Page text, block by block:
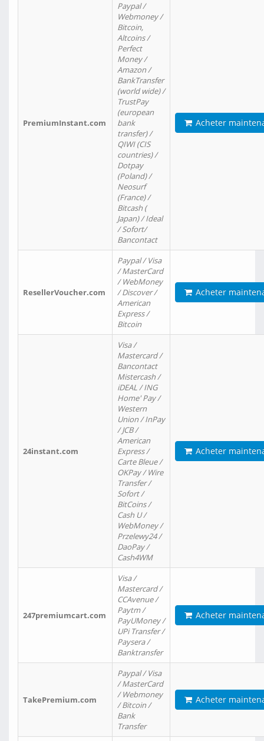
PremiumInstant.com
Paypal /
Webmoney /
Bitcoin,
Altcoins /
Perfect
Money /
Amazon /
BankTransfer
(world wide) /
TrustPay
(european
bank
transfer) /
QIWI (CIS
countries) /
Dotpay
(Poland) /
Neosurf
(France) /
Bitcash (
Japan) / Ideal
/ Sofort/
Bancontact
Acheter
ResellerVoucher.com
Paypal / Visa
/ MasterCard
/ WebMoney
/ Discover /
American
Express /
Bitcoin
Acheter
24instant.com
Visa /
Mastercard /
Bancontact
Mistercash /
iDEAL / ING
Home' Pay /
Western
Union / InPay
/ JCB /
American
Express /
Carte Bleue /
OKPay / Wire
Transfer /
Sofort /
BitCoins /
Cash U /
WebMoney /
Przelewy24 /
DaoPay /
Cash4WM
Acheter
247premiumcart.com
Visa /
Mastercard /
CCAvenue /
Paytm /
PayUMoney /
UPi Transfer /
Paysera /
Banktransfer
Acheter
TakePremium.com
Paypal / Visa
/ MasterCard
/ Webmoney
/ Bitcoin /
Bank
Transfer
Acheter